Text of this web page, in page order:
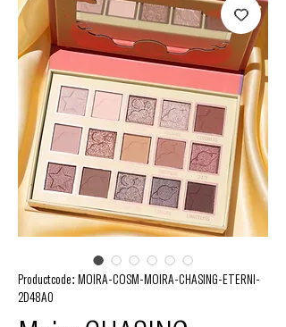
Productcode: MOIRA-COSM-MOIRA-CHASING-ETERNI-
2D48A0